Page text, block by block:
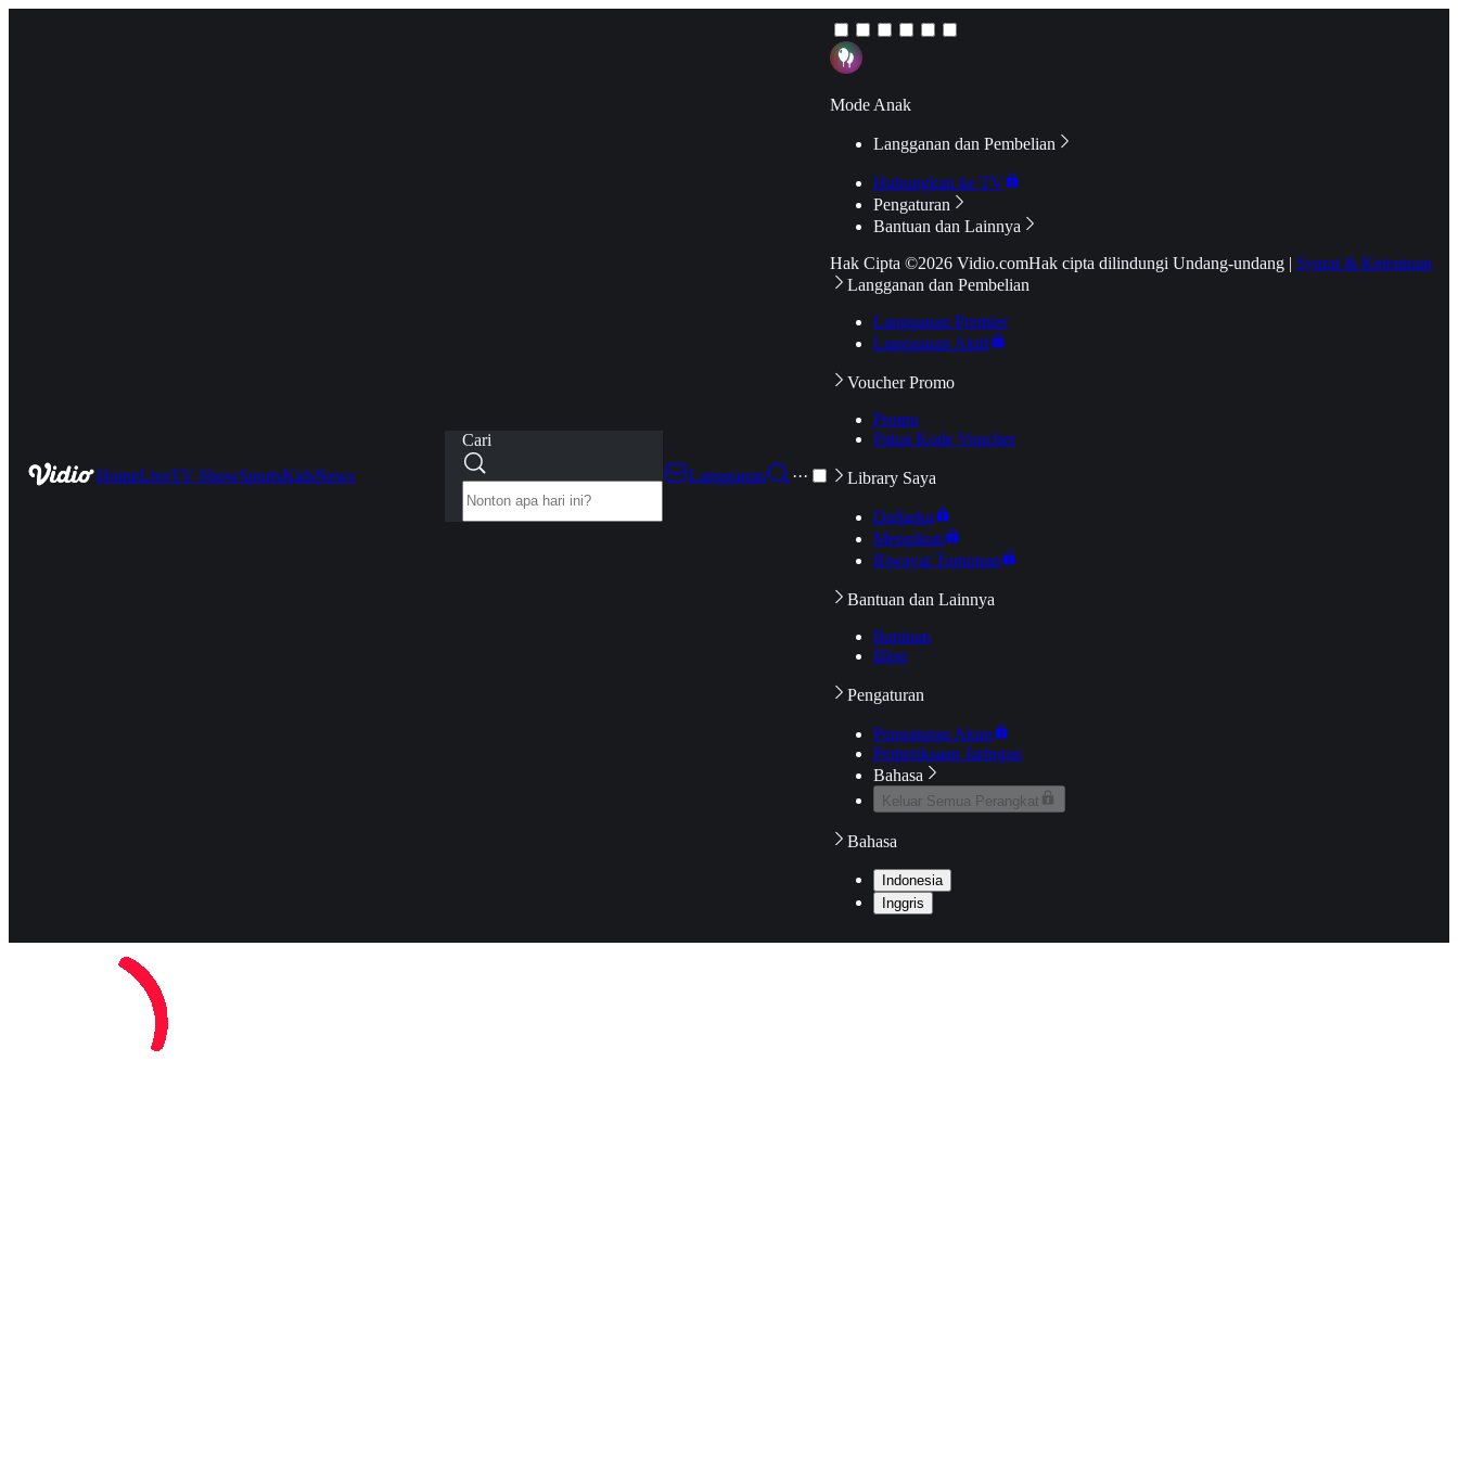
HomeLiveTV ShowSportsKidsNews
Cari
Langganan
···
Mode Anak
Langganan dan Pembelian
Hubungkan ke TV
Pengaturan
Bantuan dan Lainnya
Hak Cipta ©2026 Vidio.comHak cipta dilindungi Undang-undang | Syarat & Ketentuan
Langganan dan Pembelian
Langganan Premier
Langganan Aktif
Voucher Promo
Promo
Pakai Kode Voucher
Library Saya
Daftarku
Mengikuti
Riwayat Tontonan
Bantuan dan Lainnya
Bantuan
Blog
Pengaturan
Pengaturan Akun
Pemeriksaan Jaringan
Bahasa
Keluar Semua Perangkat
Bahasa
Indonesia
Inggris